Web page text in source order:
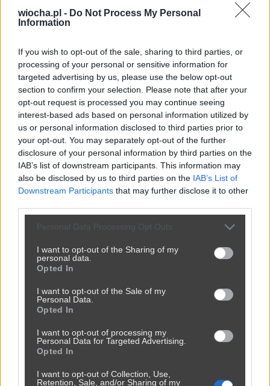
wiocha.pl - Do Not Process My Personal
Information
If you wish to opt-out of the sale, sharing to third parties, or
processing of your personal or sensitive information for
targeted advertising by us, please use the below opt-out
section to confirm your selection. Please note that after your
opt-out request is processed you may continue seeing
interest-based ads based on personal information utilized by
us or personal information disclosed to third parties prior to
your opt-out. You may separately opt-out of the further
disclosure of your personal information by third parties on the
IAB’s list of downstream participants. This information may
also be disclosed by us to third parties on the IAB’s List of
Downstream Participants that may further disclose it to other
Personal Data Processing Opt Outs
I want to opt-out of the Sharing of my
personal data.
Opted In
I want to opt-out of the Sale of my
Personal Data.
Opted In
I want to opt-out of processing my
Personal Data for Targeted Advertising.
Opted In
I want to opt-out of Collection, Use,
Retention, Sale, and/or Sharing of my
326 2 Udostępnij
Eurosummer w pracy
przezsiemas— 4 dni temu
Kategoria:
#zmęczenie
#eurosummer